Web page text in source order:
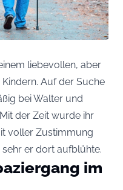
liebevollen, aber
Auf der Suche
bei Walter und
der Zeit wurde ihr
voller Zustimmung
sehr er dort aufblühte.
im